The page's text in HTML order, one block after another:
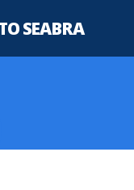
SEABRA